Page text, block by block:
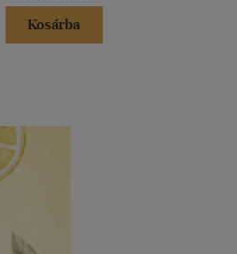
Kosárba